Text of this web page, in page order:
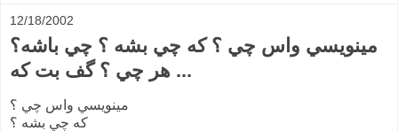
12/18/2002
مينويسي واس چي ؟ که چي بشه ؟ چي باشه؟
هر چي ؟ گف بت که ...
مينويسي واس چي ؟
که چي بشه ؟